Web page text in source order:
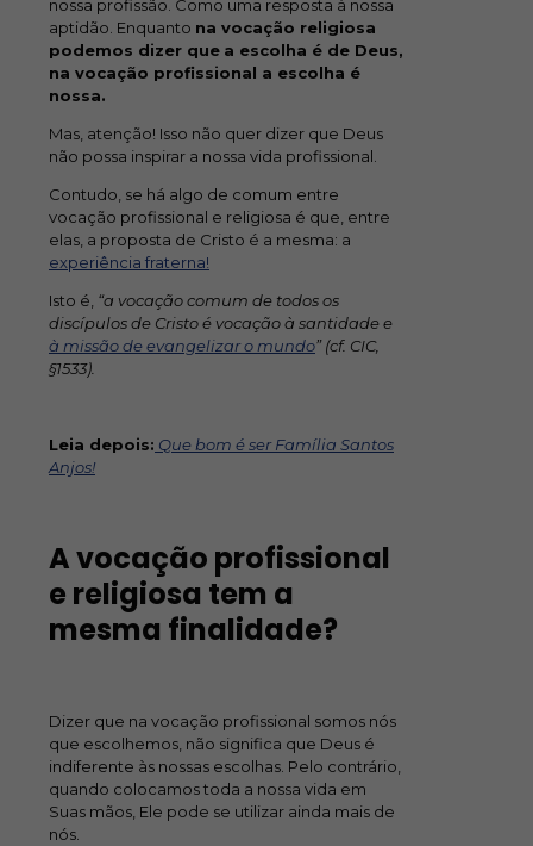
nossa profissão. Como uma resposta à nossa
aptidão. Enquanto na vocação religiosa
podemos dizer que a escolha é de Deus,
na vocação profissional a escolha é
nossa.
Mas, atenção! Isso não quer dizer que Deus
não possa inspirar a nossa vida profissional.
Contudo, se há algo de comum entre
vocação profissional e religiosa é que, entre
elas, a proposta de Cristo é a mesma: a
experiência fraterna!
Isto é, “a vocação comum de todos os
discípulos de Cristo é vocação à santidade e
à missão de evangelizar o mundo” (cf. CIC,
§1533).
Leia depois: Que bom é ser Família Santos
Anjos!
A vocação profissional
e religiosa tem a
mesma finalidade?
Dizer que na vocação profissional somos nós
que escolhemos, não significa que Deus é
indiferente às nossas escolhas. Pelo contrário,
quando colocamos toda a nossa vida em
Suas mãos, Ele pode se utilizar ainda mais de
nós.